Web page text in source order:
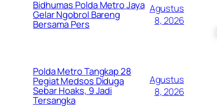
Bidhumas Polda Metro Jaya
Gelar Ngobrol Bareng
Bersama Pers
Agustus
8, 2026
Polda Metro Tangkap 28
Pegiat Medsos Diduga
Sebar Hoaks, 9 Jadi
Tersangka
Agustus
8, 2026